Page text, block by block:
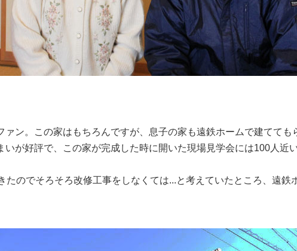
ン。この家はもちろんですが、息子の家も遠鉄ホームで建てて
が好評で、この家が完成した時に開いた現場見学会には100人近
のでそろそろ改修工事をしなくては...と考えていたところ、遠